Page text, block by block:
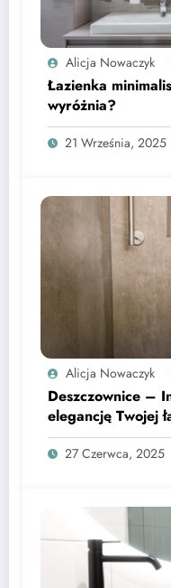
Alicja Nowaczyk
Łazienka
wyróżnia?
21 Września, 2025
Alicja Nowaczyk
Deszczownice –
elegancję Twojej
27 Czerwca, 2025